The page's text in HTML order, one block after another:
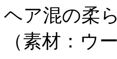
ヘア混の柔
（素材：ウ